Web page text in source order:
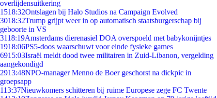
overlijdensuitkering
1518:32Ontslagen bij Halo Studios na Campaign Evolved
3018:32Trump grijpt weer in op automatisch staatsburgerschap bij
geboorte in VS
3118:19Amsterdams dierenasiel DOA overspoeld met babykonijntjes
1918:06PS5-doos waarschuwt voor einde fysieke games
6915:03Israël meldt dood twee militairen in Zuid-Libanon, vergelding
aangekondigd
2913:48NPO-manager Menno de Boer geschorst na dickpic in
groepsapp
113:37Nieuwkomers schitteren bij ruime Europese zege FC Twente